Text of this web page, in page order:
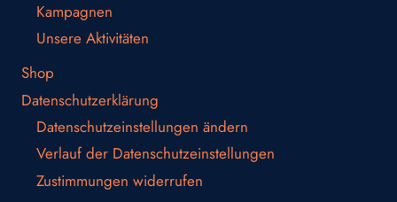
Kampagnen
Unsere Aktivitäten
Shop
Datenschutzerklärung
Datenschutzeinstellungen ändern
Verlauf der Datenschutzeinstellungen
Zustimmungen widerrufen